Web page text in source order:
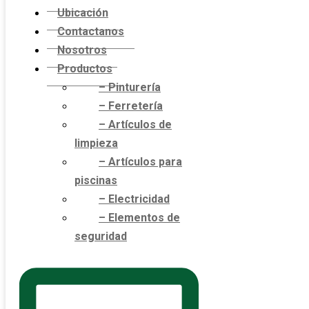
Ubicación
Contactanos
Nosotros
Productos
– Pinturería
– Ferretería
– Artículos de
limpieza
– Artículos para
piscinas
– Electricidad
– Elementos de
seguridad